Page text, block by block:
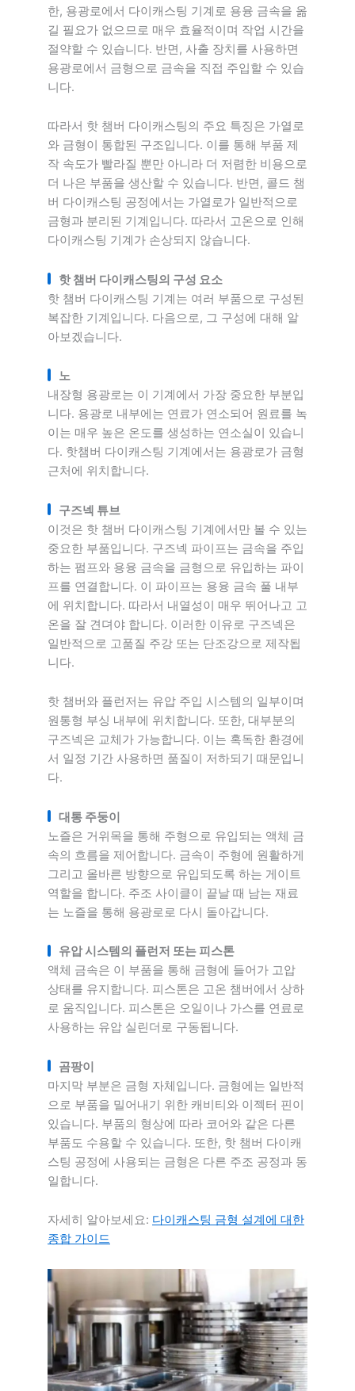
한, 용광로에서 다이캐스팅 기계로 용융 금속을 옮
길 필요가 없으므로 매우 효율적이며 작업 시간을
절약할 수 있습니다. 반면, 사출 장치를 사용하면
용광로에서 금형으로 금속을 직접 주입할 수 있습
니다.
따라서 핫 챔버 다이캐스팅의 주요 특징은 가열로
와 금형이 통합된 구조입니다. 이를 통해 부품 제
작 속도가 빨라질 뿐만 아니라 더 저렴한 비용으로
더 나은 부품을 생산할 수 있습니다. 반면, 콜드 챔
버 다이캐스팅 공정에서는 가열로가 일반적으로
금형과 분리된 기계입니다. 따라서 고온으로 인해
다이캐스팅 기계가 손상되지 않습니다.
핫 챔버 다이캐스팅의 구성 요소
핫 챔버 다이캐스팅 기계는 여러 부품으로 구성된
복잡한 기계입니다. 다음으로, 그 구성에 대해 알
아보겠습니다.
노
내장형 용광로는 이 기계에서 가장 중요한 부분입
니다. 용광로 내부에는 연료가 연소되어 원료를 녹
이는 매우 높은 온도를 생성하는 연소실이 있습니
다. 핫챔버 다이캐스팅 기계에서는 용광로가 금형
근처에 위치합니다.
구즈넥 튜브
이것은 핫 챔버 다이캐스팅 기계에서만 볼 수 있는
중요한 부품입니다. 구즈넥 파이프는 금속을 주입
하는 펌프와 용융 금속을 금형으로 유입하는 파이
프를 연결합니다. 이 파이프는 용융 금속 풀 내부
에 위치합니다. 따라서 내열성이 매우 뛰어나고 고
온을 잘 견뎌야 합니다. 이러한 이유로 구즈넥은
일반적으로 고품질 주강 또는 단조강으로 제작됩
니다.
핫 챔버와 플런저는 유압 주입 시스템의 일부이며
원통형 부싱 내부에 위치합니다. 또한, 대부분의
구즈넥은 교체가 가능합니다. 이는 혹독한 환경에
서 일정 기간 사용하면 품질이 저하되기 때문입니
다.
대통 주둥이
노즐은 거위목을 통해 주형으로 유입되는 액체 금
속의 흐름을 제어합니다. 금속이 주형에 원활하게
그리고 올바른 방향으로 유입되도록 하는 게이트
역할을 합니다. 주조 사이클이 끝날 때 남는 재료
는 노즐을 통해 용광로로 다시 돌아갑니다.
유압 시스템의 플런저 또는 피스톤
액체 금속은 이 부품을 통해 금형에 들어가 고압
상태를 유지합니다. 피스톤은 고온 챔버에서 상하
로 움직입니다. 피스톤은 오일이나 가스를 연료로
사용하는 유압 실린더로 구동됩니다.
곰팡이
마지막 부분은 금형 자체입니다. 금형에는 일반적
으로 부품을 밀어내기 위한 캐비티와 이젝터 핀이
있습니다. 부품의 형상에 따라 코어와 같은 다른
부품도 수용할 수 있습니다. 또한, 핫 챔버 다이캐
스팅 공정에 사용되는 금형은 다른 주조 공정과 동
일합니다.
자세히 알아보세요: 다이캐스팅 금형 설계에 대한
종합 가이드